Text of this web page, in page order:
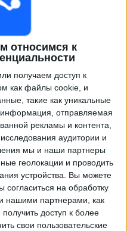
относимся к
получаем доступ к
как файлы cookie, и
такие как уникальные
отправляемая
рекламы и контента,
аудитории и
мы и наши партнеры
геолокации и проводить
устройства. Вы можете
согласиться на обработку
нашими партнерами, как
доступ к более
свои пользовательские
матчей в прямом
2